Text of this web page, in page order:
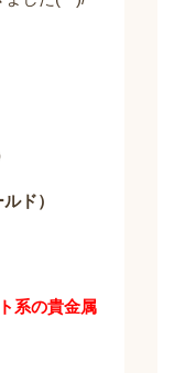
ド）
系の貴金属